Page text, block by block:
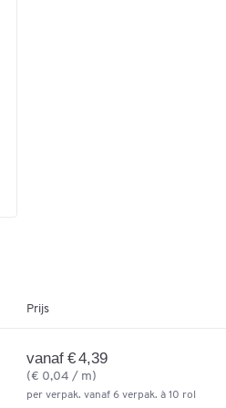
Prijs
vanaf € 4,39
(€ 0,04 / m)
per verpak. vanaf 6 verpak. à 10 rol